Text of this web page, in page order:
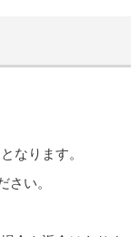
なります。
い。